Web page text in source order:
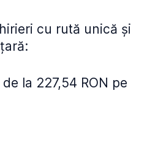
cu rută unică și
la 227,54 RON pe